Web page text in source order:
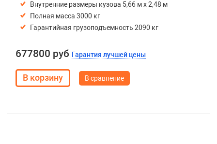
Внутренние размеры кузова 5,66 м х 2,48 м
Полная масса 3000 кг
Гарантийная грузоподъемность 2090 кг
677800 руб Гарантия лучшей цены
В сравнение